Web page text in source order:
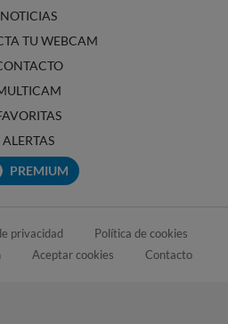
NOTICIAS
TU WEBCAM
ALERTAS
PREMIUM
privacidad
Política de cookies
Aceptar cookies Contacto